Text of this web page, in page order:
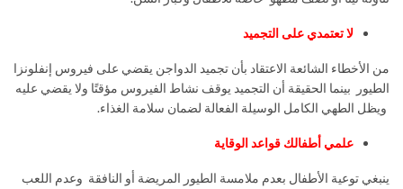
لا تعتمدي على التجميد
من الأخطاء الشائعة الاعتقاد بأن تجميد الدواجن يقضي على فيروس إنفلونزا
الطيور بينما الحقيقة أن التجميد يوقف نشاط الفيروس مؤقتًا ولا يقضي عليه
ويظل الطهي الكامل الوسيلة الفعالة لضمان سلامة الغذاء.
علمي أطفالك قواعد الوقاية
ينبغي توعية الأطفال بعدم ملامسة الطيور المريضة أو النافقة وعدم اللعب